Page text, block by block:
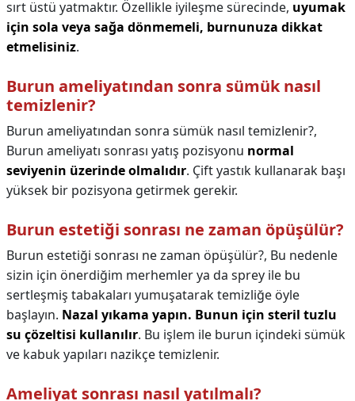
sırt üstü yatmaktır. Özellikle iyileşme sürecinde, uyumak
için sola veya sağa dönmemeli, burnunuza dikkat
etmelisiniz.
Burun ameliyatından sonra sümük nasıl
temizlenir?
Burun ameliyatından sonra sümük nasıl temizlenir?,
Burun ameliyatı sonrası yatış pozisyonu normal
seviyenin üzerinde olmalıdır. Çift yastık kullanarak başı
yüksek bir pozisyona getirmek gerekir.
Burun estetiği sonrası ne zaman öpüşülür?
Burun estetiği sonrası ne zaman öpüşülür?, Bu nedenle
sizin için önerdiğim merhemler ya da sprey ile bu
sertleşmiş tabakaları yumuşatarak temizliğe öyle
başlayın. Nazal yıkama yapın. Bunun için steril tuzlu
su çözeltisi kullanılır. Bu işlem ile burun içindeki sümük
ve kabuk yapıları nazikçe temizlenir.
Ameliyat sonrası nasıl yatılmalı?